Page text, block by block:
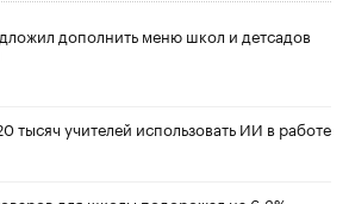
дополнить меню школ и детсадов
тысяч учителей использовать ИИ в работе